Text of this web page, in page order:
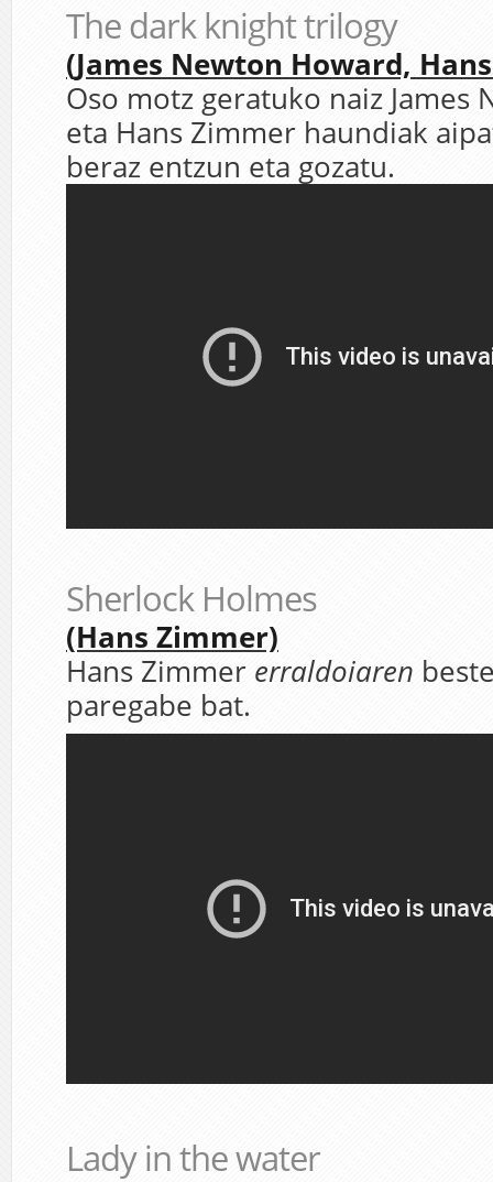
The dark knight trilogy
(James Newton Howard,
Oso motz geratuko naiz James
eta Hans Zimmer haundiak
beraz entzun eta gozatu.
Sherlock Holmes
(Hans Zimmer)
Hans Zimmer erraldoiaren
paregabe bat.
Lady in the water